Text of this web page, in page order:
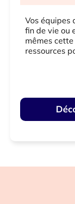
Vos équipes
fin de vie ou
mêmes
ressources